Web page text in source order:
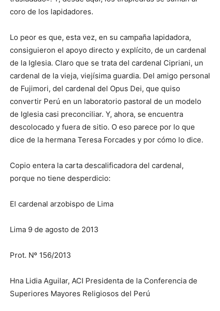
coro de los lapidadores.
Lo peor es que, esta vez, en su campaña lapidadora,
consiguieron el apoyo directo y explícito, de un cardenal
de la Iglesia. Claro que se trata del cardenal Cipriani, un
cardenal de la vieja, viejísima guardia. Del amigo personal
de Fujimori, del cardenal del Opus Dei, que quiso
convertir Perú en un laboratorio pastoral de un modelo
de Iglesia casi preconciliar. Y, ahora, se encuentra
descolocado y fuera de sitio. O eso parece por lo que
dice de la hermana Teresa Forcades y por cómo lo dice.
Copio entera la carta descalificadora del cardenal,
porque no tiene desperdicio:
El cardenal arzobispo de Lima
Lima 9 de agosto de 2013
Prot. Nº 156/2013
Hna Lidia Aguilar, ACI Presidenta de la Conferencia de
Superiores Mayores Religiosos del Perú